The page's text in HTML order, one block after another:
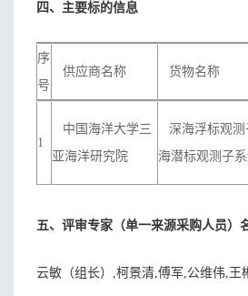
四、主要标的信息
序
号
供应商名称 货物名称
1
中国海洋大学三
亚海洋研究院
深海浮标观测
海潜标观测子
五、评审专家（单一来源采购人员）
云敏（组长）,柯景清,傅军,公维伟,